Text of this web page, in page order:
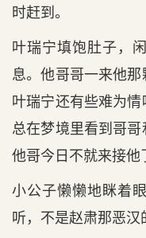
时赶到。
叶瑞宁填饱肚子，
息。他哥哥一来他那
叶瑞宁还有些难为
总在梦境里看到哥哥
他哥今日不就来接他
小公子懒懒地眯着
听，不是赵肃那恶汉